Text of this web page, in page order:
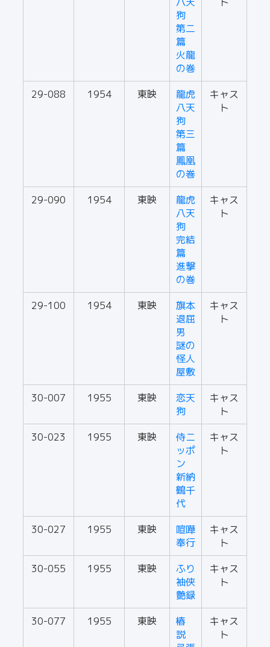
狗
第二
篇
火龍
の巻
29-088 1954 東映
龍虎
八天
狗
第三
篇
鳳凰
の巻
キャス
ト
29-090 1954 東映
龍虎
八天
狗
完結
篇
進撃
の巻
キャス
ト
29-100 1954 東映
旗本
退屈
男
謎の
怪人
屋敷
キャス
ト
30-007 1955 東映
恋天
狗
キャス
ト
30-023
1955 東映
侍ニ
ッポ
ン
新納
鶴千
代
キャス
ト
30-027 1955 東映
喧嘩
奉行
キャス
ト
30-055
1955 東映
ふり
袖侠
艶録
キャス
ト
30-077 1955 東映
椿
説
キャス
ト